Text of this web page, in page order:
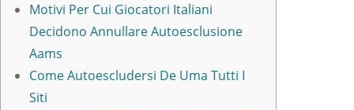
Motivi Per Cui Giocatori Italiani
Decidono Annullare Autoesclusione
Aams
Come Autoescludersi De Uma Tutti I
Siti